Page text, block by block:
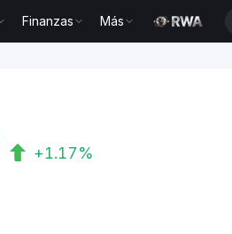
Finanzas Más
+1.17%